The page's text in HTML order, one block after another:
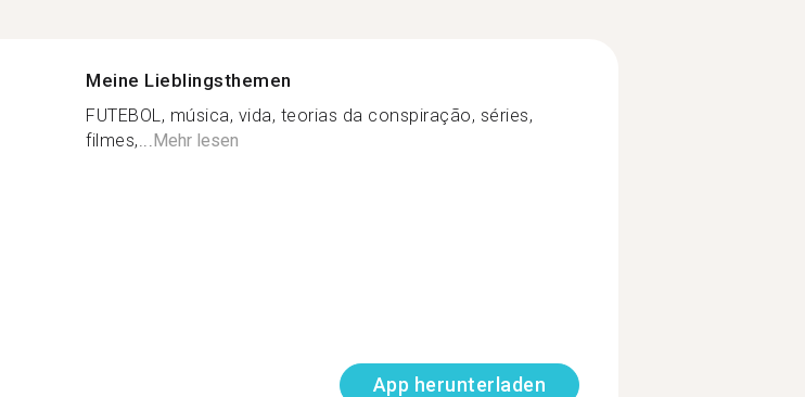
Meine Lieblingsthemen
FUTEBOL, música, vida, teorias da conspiração, séries,
filmes,...Mehr lesen
App herunterladen